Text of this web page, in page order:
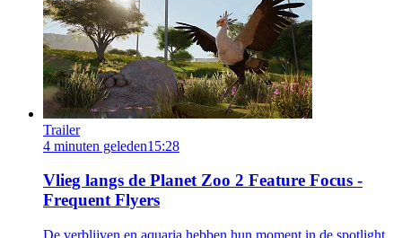
Trailer
4 minuten geleden15:28
Vlieg langs de Planet Zoo 2 Feature Focus -
Frequent Flyers
De verblijven en aquaria hebben hun moment in de spotlight